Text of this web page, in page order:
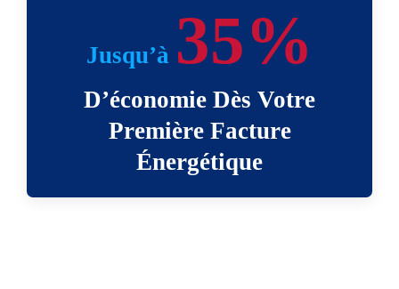
Jusqu’à 35%
D’économie Dès Votre
Première Facture
Énergétique